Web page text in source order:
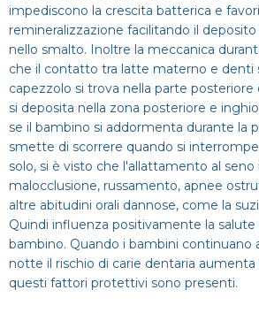
impediscono la crescita batterica e
remineralizzazione facilitando il
nello smalto. Inoltre la meccanica
che il contatto tra latte materno e denti
capezzolo si trova nella parte posteriore
si deposita nella zona posteriore e
se il bambino si addormenta durante la
smette di scorrere quando si
solo, si è visto che l'allattamento al seno
malocclusione, russamento, apnee
altre abitudini orali dannose, come la
Quindi influenza positivamente la salute
bambino. Quando i bambini continuano
notte il rischio di carie dentaria
questi fattori protettivi sono presenti.